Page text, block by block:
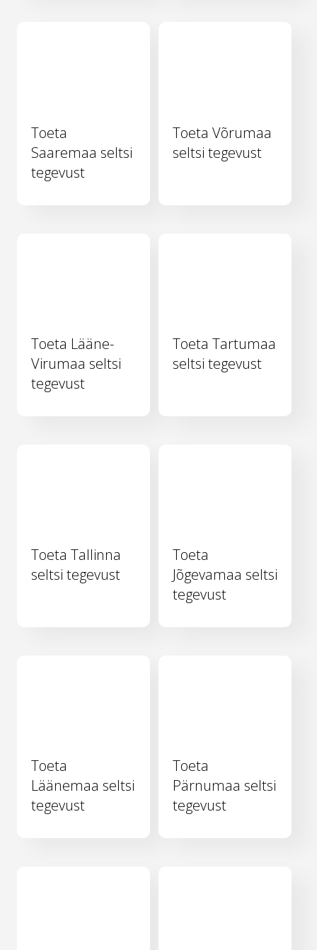
Toeta
Saaremaa seltsi
tegevust
Toeta Võrumaa
seltsi tegevust
Toeta Lääne-
Virumaa seltsi
tegevust
Toeta Tartumaa
seltsi tegevust
Toeta Tallinna
seltsi tegevust
Toeta
Jõgevamaa seltsi
tegevust
Toeta
Läänemaa seltsi
tegevust
Toeta
Pärnumaa seltsi
tegevust